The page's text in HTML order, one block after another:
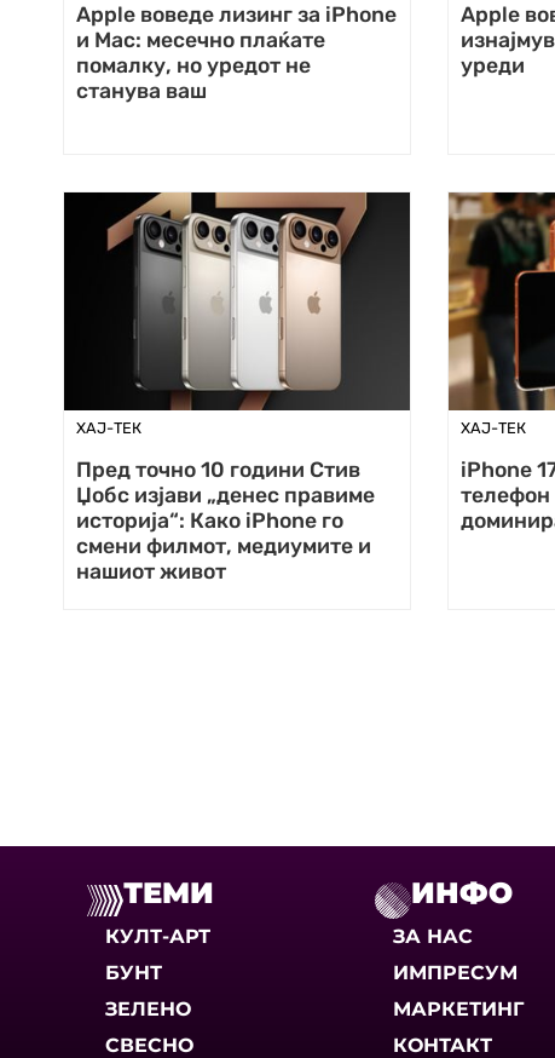
Apple воведе лизинг за iPhone
и Mac: месечно плаќате
помалку, но уредот не
станува ваш
Apple
уреди
ХАЈ-ТЕК
Пред точно 10 години Стив
Џобс изјави „денес правиме
историја“: Како iPhone го
смени филмот, медиумите и
нашиот живот
ХАЈ-ТЕК
iPhone
телефон
ТЕМИ
КУЛТ-АРТ
БУНТ
ЗЕЛЕНО
СВЕСНО
ИНФО
ЗА НАС
ИМПРЕСУМ
МАРКЕТИНГ
КОНТАКТ